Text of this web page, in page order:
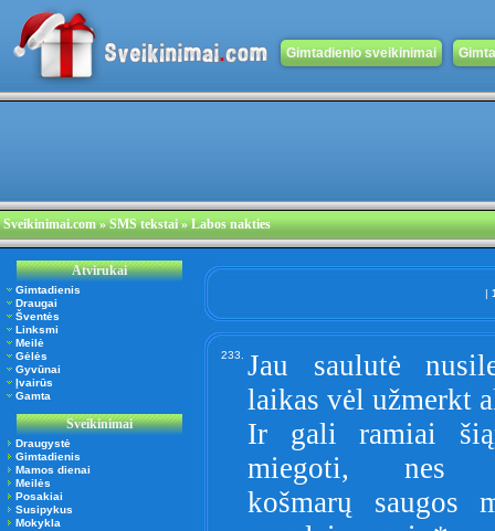
Gimtadienio sveikinimai
Sveikinimai.com» SMS tekstai » Labos nakties
Atvirukai
Gimtadienis
Draugai
Šventės
Linksmi
Meilė
Gėlės
Gyvūnai
Įvairūs
Gamta
Sveikinimai
Draugystė
Gimtadienis
Mamos dienai
Meilės
Posakiai
Susipykus
Mokykla
|
233. Jau saulutė
laikas vėl užmerkt
Ir gali ramiai
miegoti, nes
košmarų saugos